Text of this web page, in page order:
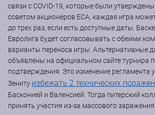
связи с COVID-19, которые были
советом акционеров ECA, каждая игра
до трех раз, если есть доступные даты.
Евролига будет согласовывать с обеими
варианты переноса игры. Альтернативные
объявлены на официальном сайте турнира
подтверждения. Это изменение регламента
Зениту избежать 2 технических
Басконией и Валенсией. Тогда питерский
принять участия из-за массового